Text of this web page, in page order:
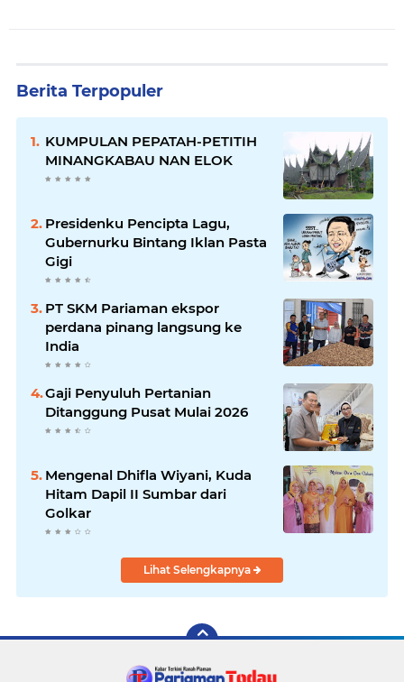
Berita Terpopuler
KUMPULAN PEPATAH-PETITIH
MINANGKABAU NAN ELOK
Presidenku Pencipta Lagu,
Gubernurku Bintang Iklan Pasta
Gigi
PT SKM Pariaman ekspor
perdana pinang langsung ke
India
Gaji Penyuluh Pertanian
Ditanggung Pusat Mulai 2026
Mengenal Dhifla Wiyani, Kuda
Hitam Dapil II Sumbar dari
Golkar
Lihat Selengkapnya